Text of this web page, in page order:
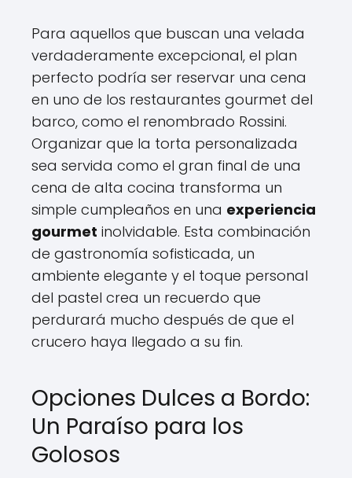
Para aquellos que buscan una velada
verdaderamente excepcional, el plan
perfecto podría ser reservar una cena
en uno de los restaurantes gourmet del
barco, como el renombrado Rossini.
Organizar que la torta personalizada
sea servida como el gran final de una
cena de alta cocina transforma un
simple cumpleaños en una experiencia
gourmet inolvidable. Esta combinación
de gastronomía sofisticada, un
ambiente elegante y el toque personal
del pastel crea un recuerdo que
perdurará mucho después de que el
crucero haya llegado a su fin.
Opciones Dulces a Bordo:
Un Paraíso para los
Golosos